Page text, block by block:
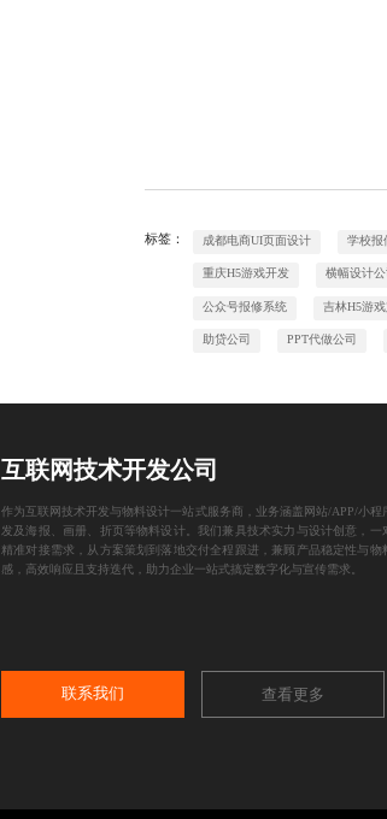
标签： 成都电商UI页面设计 学校报
重庆H5游戏开发 横幅设计公
公众号报修系统 吉林H5游
助贷公司 PPT代做公司
互联网技术开发公司
作为互联网技术开发与物料设计一站式服务商，业务涵盖网站/APP/小程
发及海报、画册、折页等物料设计。我们兼具技术实力与设计创意，一
精准对接需求，从方案策划到落地交付全程跟进，兼顾产品稳定性与物
感，高效响应且支持迭代，助力企业一站式搞定数字化与宣传需求。
联系我们 查看更多